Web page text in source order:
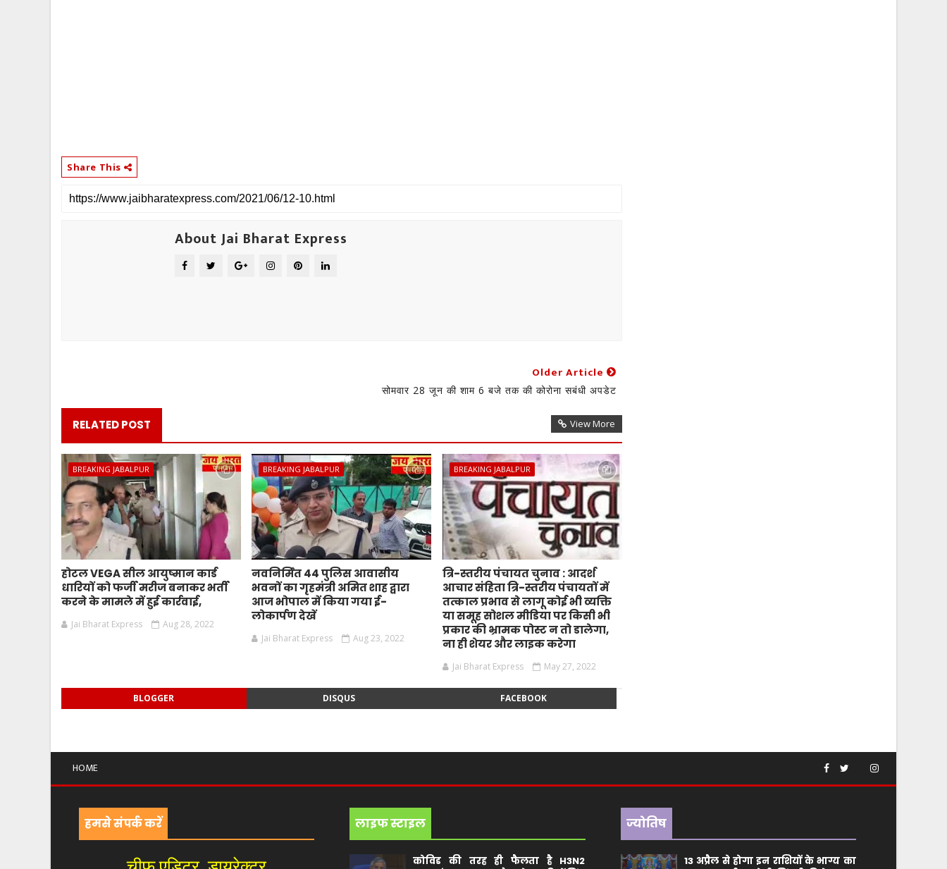
Share This
About Jai Bharat Express
Older Article
सोमवार 28 जून की शाम 6 बजे तक की कोरोना सबंधी अपडेट
RELATED POST View More
BREAKING JABALPUR
होटल VEGA सील आयुष्मान कार्ड
धारियों को फर्जी मरीज बनाकर भर्ती
करने के मामले में हुई कार्रवाई,
Jai Bharat Express Aug 28, 2022
BREAKING JABALPUR
नवनिर्मित 44 पुलिस आवासीय
भवनों का गृहमंत्री अमित शाह द्वारा
आज भोपाल में किया गया ई-
लोकार्पण देखें
Jai Bharat Express Aug 23, 2022
BREAKING JABALPUR
त्रि-स्तरीय पंचायत चुनाव : आदर्श
आचार संहिता त्रि-स्तरीय पंचायतों में
तत्काल प्रभाव से लागू कोई भी व्यक्ति
या समूह सोशल मीडिया पर किसी भी
प्रकार की भ्रामक पोस्ट न तो डालेगा,
ना ही शेयर और लाइक करेगा
Jai Bharat Express May 27, 2022
BLOGGER DISQUS FACEBOOK
HOME
हमसे संपर्क करें लाइफ स्टाइल
कोविड की तरह ही फैलता है H3N2
ज्योतिष
13 अप्रैल से होगा इन राशियों के भाग्य का